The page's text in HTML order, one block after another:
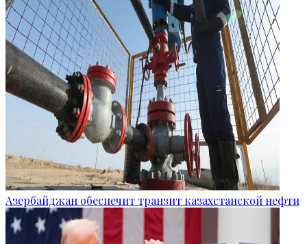
Азербайджан обеспечит транзит казахстанской нефти